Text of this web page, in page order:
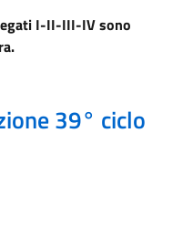
I-II-III-IV sono
39° ciclo